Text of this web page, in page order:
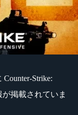
Strike:
掲載されていま